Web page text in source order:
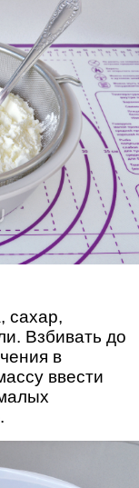
сахар,
Взбивать до
в
ввести